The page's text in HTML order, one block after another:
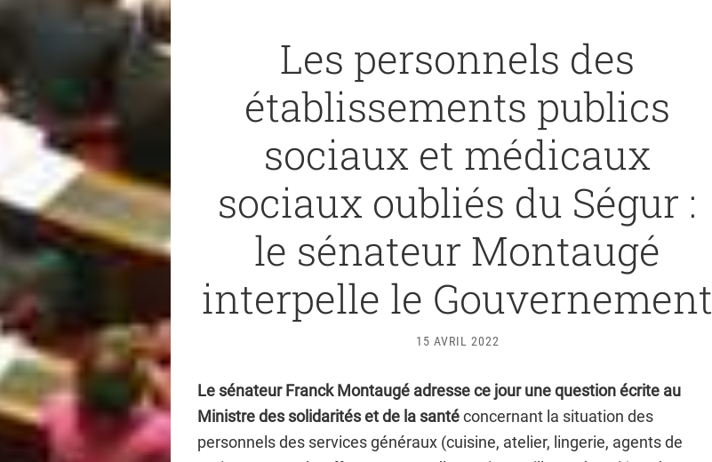
Les personnels des
établissements publics
sociaux et médicaux
sociaux oubliés du Ségur :
le sénateur Montaugé
interpelle le Gouvernement
15 AVRIL 2022
Le sénateur Franck Montaugé adresse ce jour une question écrite au
Ministre des solidarités et de la santéconcernant la situation des
personnels des services généraux (cuisine, atelier, lingerie, agents de